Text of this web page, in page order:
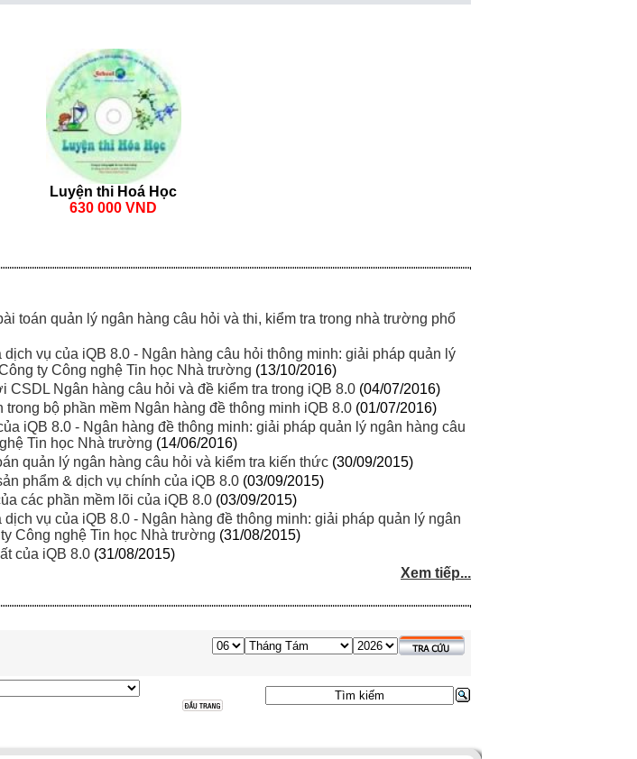
Luyện thi Hoá Học
630 000 VND
toán quản lý ngân hàng câu hỏi và thi, kiểm tra trong nhà trường phổ
vụ của iQB 8.0 - Ngân hàng câu hỏi thông minh: giải pháp quản lý
ty Công nghệ Tin học Nhà trường (13/10/2016)
CSDL Ngân hàng câu hỏi và đề kiểm tra trong iQB 8.0 (04/07/2016)
bộ phần mềm Ngân hàng đề thông minh iQB 8.0 (01/07/2016)
iQB 8.0 - Ngân hàng đề thông minh: giải pháp quản lý ngân hàng câu
Tin học Nhà trường (14/06/2016)
quản lý ngân hàng câu hỏi và kiểm tra kiến thức (30/09/2015)
phẩm & dịch vụ chính của iQB 8.0 (03/09/2015)
các phần mềm lõi của iQB 8.0 (03/09/2015)
vụ của iQB 8.0 - Ngân hàng đề thông minh: giải pháp quản lý ngân
Công nghệ Tin học Nhà trường (31/08/2015)
của iQB 8.0 (31/08/2015)
Xem tiếp...